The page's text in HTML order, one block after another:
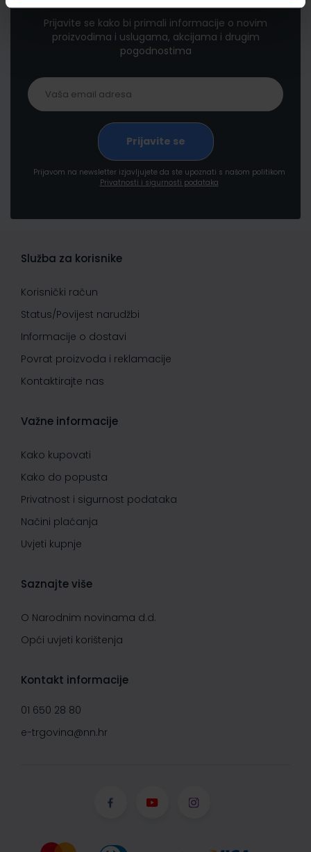
Prijavite se kako bi primali informacije o novim
proizvodima i uslugama, akcijama i drugim
pogodnostima
Prijavom na newsletter izjavljujete da ste upoznati s našom politikom
Privatnosti i sigurnosti podataka
Služba za korisnike
Korisnički račun
Status/Povijest narudžbi
Informacije o dostavi
Povrat proizvoda i reklamacije
Kontaktirajte nas
Važne informacije
Kako kupovati
Kako do popusta
Privatnost i sigurnost podataka
Načini plaćanja
Uvjeti kupnje
Saznajte više
O Narodnim novinama d.d.
Opći uvjeti korištenja
Kontakt informacije
01 650 28 80
e-trgovina@nn.hr